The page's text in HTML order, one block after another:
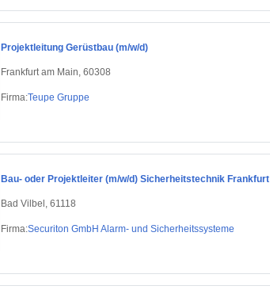
Projektleitung Gerüstbau (m/w/d)
Frankfurt am Main, 60308
Firma:Teupe Gruppe
Bau- oder Projektleiter (m/w/d) Sicherheitstechnik Frankfurt
Bad Vilbel, 61118
Firma:Securiton GmbH Alarm- und Sicherheitssysteme